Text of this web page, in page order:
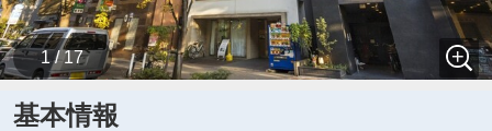
1 / 17
基本情報